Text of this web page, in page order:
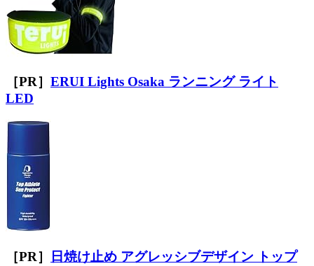
［PR］ ERUI Lights Osaka ランニング ライト
LED
［PR］
日焼け止め アグレッシブデザイン トップ